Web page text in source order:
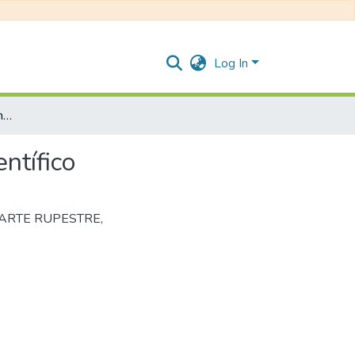
Log In
Recorrido metodológico en la construcción del objeto científico
RUPESTRE,